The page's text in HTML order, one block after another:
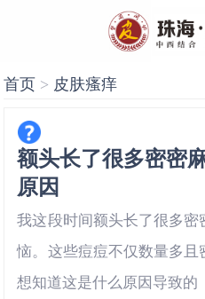
首页 > 皮肤瘙痒
额头长了很多密密
原因
我这段时间额头长了很多
恼。这些痘痘不仅数量多
想知道这是什么原因导致的